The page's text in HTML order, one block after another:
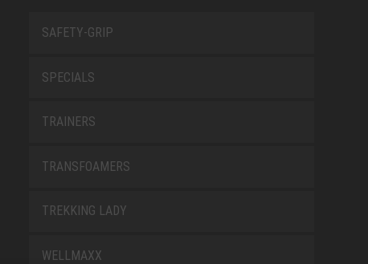
SAFETY-GRIP
SPECIALS
TRAINERS
TRANSFOAMERS
TREKKING LADY
WELLMAXX